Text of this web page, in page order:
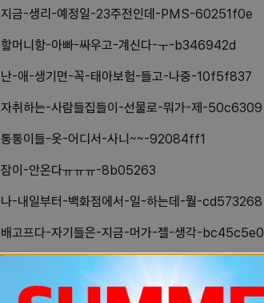
지금-생리-예정일-23주전인데-PMS-60251f0e
할머니항-아빠-싸우고-계신다-ㅜ-b346942d
난-애-생기면-꼭-태아보험-들고-나중-10f5f837
자취하는-사람들집들이-선물로-뭐가-제-50c6309
통통이들-옷-어디서-사니~~-92084ff1
잠이-안온다ㅠㅠㅠ-8b05263
나-내일부터-백화점에서-일-하는데-뭘-cd573268
배고프다-자기들은-지금-머가-젤-생각-bc45c5e0
자려고-누웠는데-갑자기-옛날에-누가-60a7395